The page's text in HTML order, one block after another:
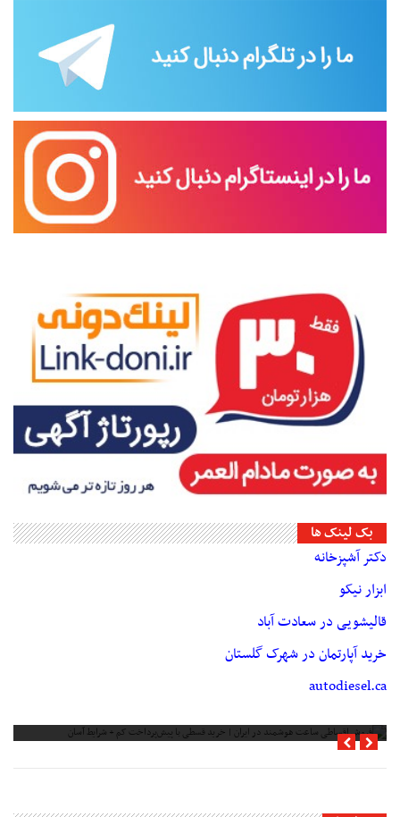
بک لینک ها
دکتر آشپزخانه
ابزار نیکو
قالیشویی در سعادت آباد
خرید آپارتمان در شهرک گلستان
autodiesel.ca